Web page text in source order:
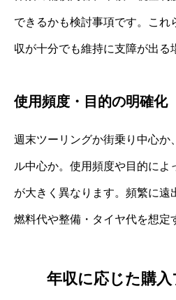
できるかも検討事項です。これ
収が十分でも維持に支障が出る
使用頻度・目的の明確化
週末ツーリングか街乗り中心か
ル中心か。使用頻度や目的によ
が大きく異なります。頻繁に遠
燃料代や整備・タイヤ代を想定
年収に応じた購